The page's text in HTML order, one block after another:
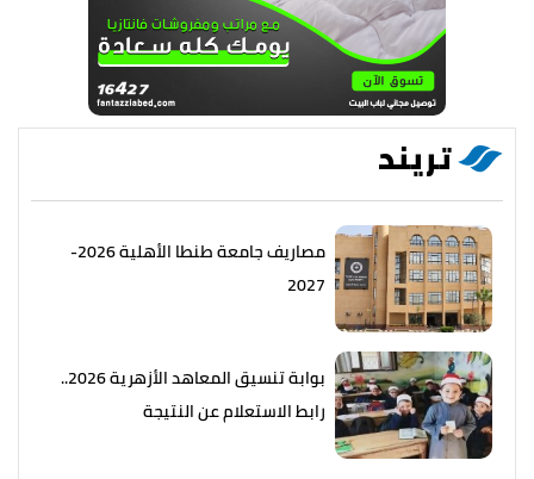
تريند
مصاريف جامعة طنطا الأهلية 2026-
2027
بوابة تنسيق المعاهد الأزهرية 2026..
رابط الاستعلام عن النتيجة